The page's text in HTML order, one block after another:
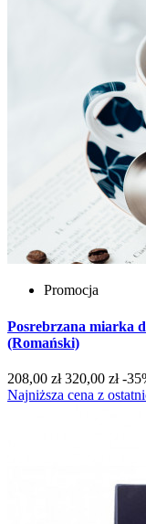
Promocja
Posrebrzana miarka
(Romański)
208,00 zł 320,00 zł -
Najniższa cena z